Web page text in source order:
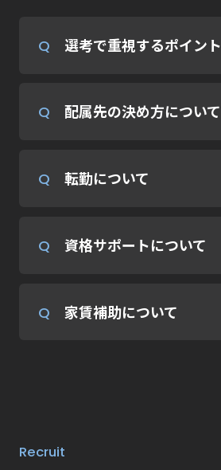
Q 選考で重視するポイント
Q 配属先の決め方について
Q 転勤について
Q 資格サポートについて
Q 家賃補助について
Recruit